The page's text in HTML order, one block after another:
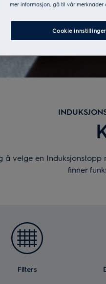
å velge en
finner
Filters
mer informasjon, gå til vår merknader
Cookie innstillinger